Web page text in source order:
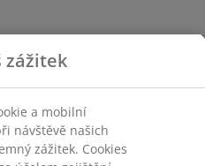
zážitek
a mobilní
návštěvě našich
zážitek. Cookies